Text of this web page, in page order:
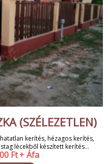
(SZÉLEZETLEN)
kerítés, hézagos kerítés,
lécekből készített kerítés...
Ft+ Áfa